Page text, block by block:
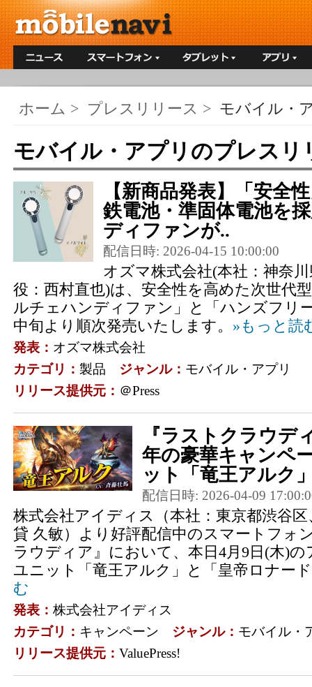
ホーム > プレスリリース > モバイル・
モバイル・アプリのプレスリ
【新商品発表】「安全
鉄電池・準固体電池を
ディファンが..
配信日時: 2026-04-15 10:00:00
オズマ株式会社(本社：神奈
役：西村直也)は、安全性を高めた次世代
ルチェハンディファン」と「ハンズフリ
中旬より順次発売いたします。 »もっと読
発表： オズマ株式会社
カテゴリ： 製品 ジャンル： モバイル・アプリ
リリース提供元： ＠Press
『ラストクラウデ
年の豪華キャンペ
ット「竜王アルク
配信日時: 2026-04-09
株式会社アイディス（本社：東京都渋谷
貸 久敏）より好評配信中のスマートフォ
ラウディア』において、本日4月9日(木)
ユニット「竜王アルク」と「皇帝ロナー
む
発表： 株式会社アイディス
カテゴリ： キャンペーン ジャンル： モバイル・
リリース提供元： ValuePress!